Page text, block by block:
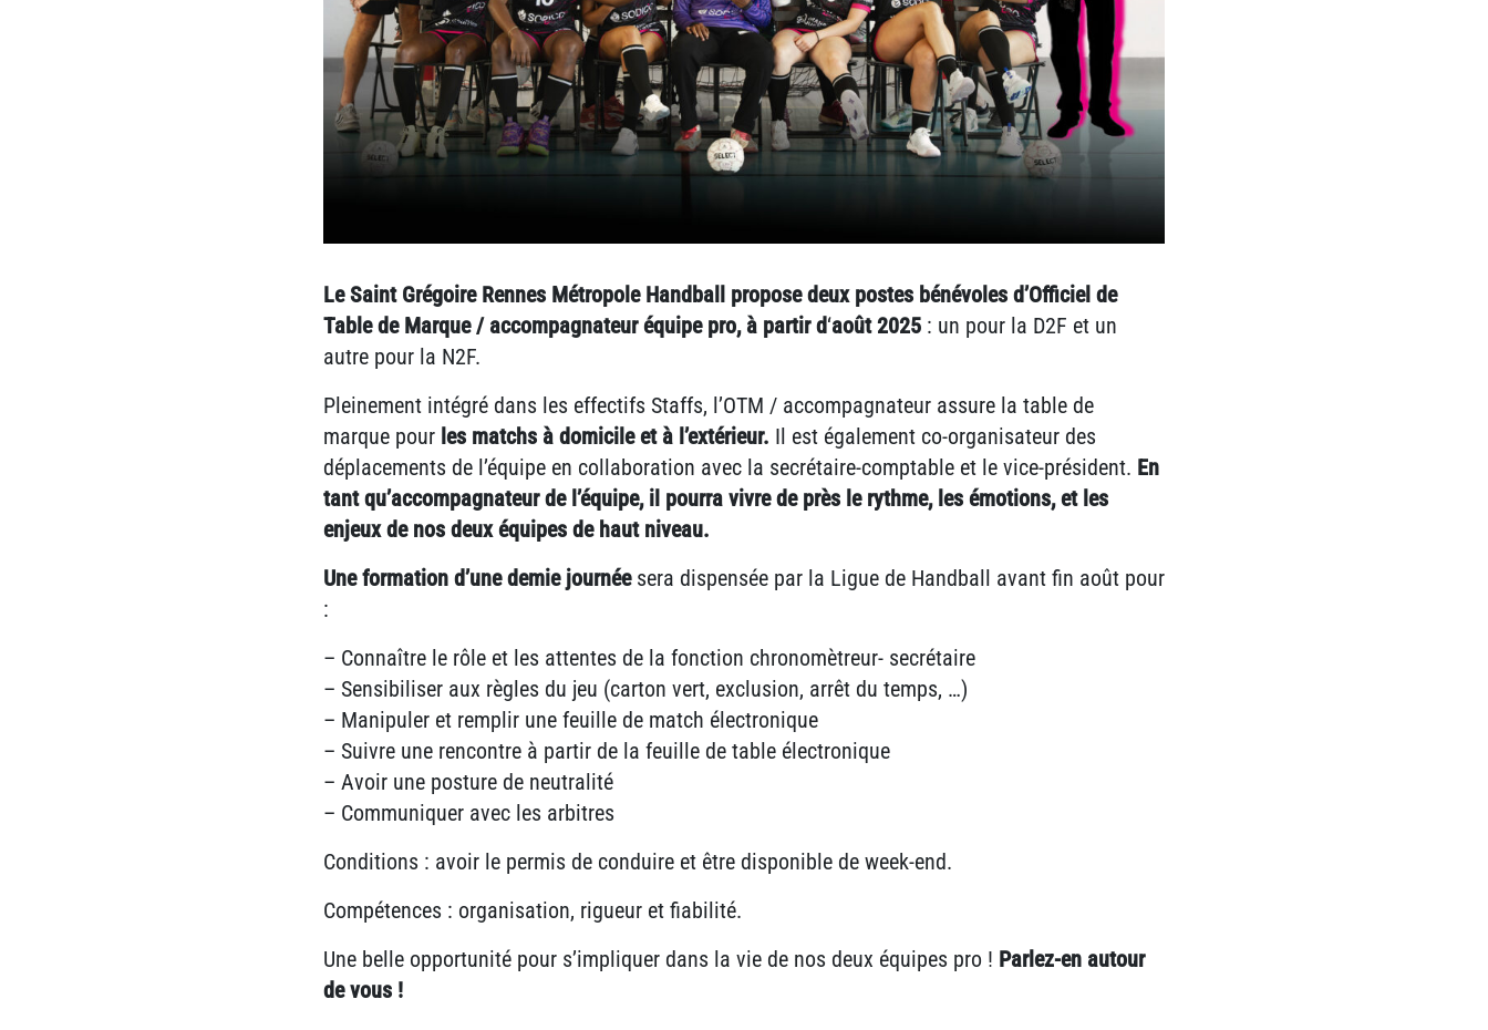
Le Saint Grégoire Rennes Métropole Handball propose deux postes bénévoles d’Officiel de
Table de Marque / accompagnateur équipe pro, à partir d‘août 2025 : un pour la D2F et un
autre pour la N2F.
Pleinement intégré dans les effectifs Staffs, l’OTM / accompagnateur assure la table de
marque pour les matchs à domicile et à l’extérieur. Il est également co-organisateur des
déplacements de l’équipe en collaboration avec la secrétaire-comptable et le vice-président. En
tant qu’accompagnateur de l’équipe, il pourra vivre de près le rythme, les émotions, et les
enjeux de nos deux équipes de haut niveau.
Une formation d’une demie journéesera dispensée par la Ligue de Handball avant fin août pour
:
– Connaître le rôle et les attentes de la fonction chronomètreur- secrétaire
– Sensibiliser aux règles du jeu (carton vert, exclusion, arrêt du temps, …)
– Manipuler et remplir une feuille de match électronique
– Suivre une rencontre à partir de la feuille de table électronique
– Avoir une posture de neutralité
– Communiquer avec les arbitres
Conditions : avoir le permis de conduire et être disponible de week-end.
Compétences : organisation, rigueur et fiabilité.
Une belle opportunité pour s’impliquer dans la vie de nos deux équipes pro ! Parlez-en autour
de vous !